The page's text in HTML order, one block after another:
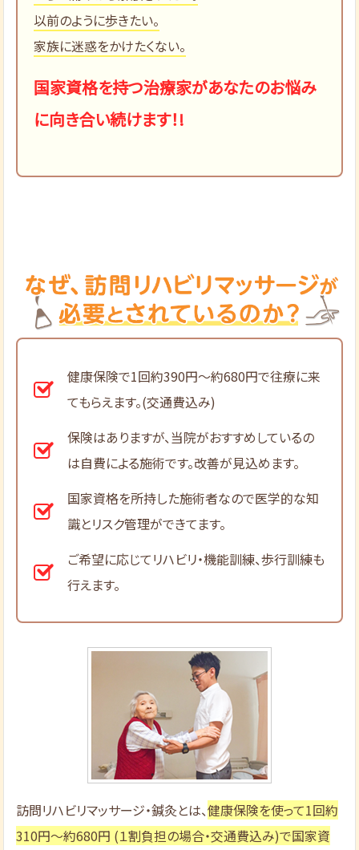
以前のように歩きたい。
家族に迷惑をかけたくない。
国家資格を持つ治療家があなたのお悩み
に向き合い続けます！!
健康保険で1回約390円～約680円で往療に来
てもらえます。(交通費込み)
保険はありますが、当院がおすすめしているの
は自費による施術です。改善が見込めます。
国家資格を所持した施術者なので医学的な知
識とリスク管理ができてます。
ご希望に応じてリハビリ・機能訓練、歩行訓練も
行えます。
訪問リハビリマッサージ・鍼灸とは、健康保険を使って1回約
310円～約680円 (１割負担の場合・交通費込み)で国家資